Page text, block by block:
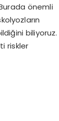
önemli
biliyoruz.
riskler